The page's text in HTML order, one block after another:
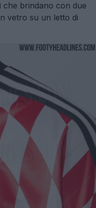
che brindano con due
vetro su un letto di